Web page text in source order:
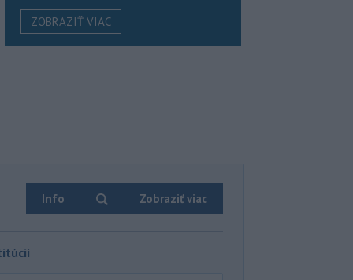
ZOBRAZIŤ VIAC
Info Zobraziť viac